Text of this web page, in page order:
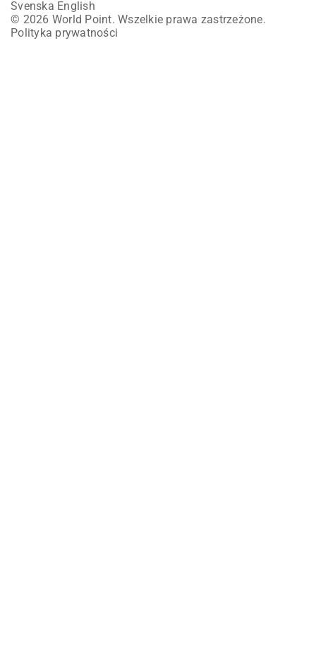
Svenska English
© 2026 World Point. Wszelkie prawa zastrzeżone.
Polityka prywatności